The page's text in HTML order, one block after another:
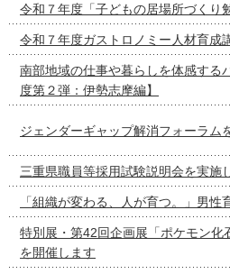
令和７年度「子どもの居場所づくり
令和７年度ガストロノミー人材育成
南部地域の仕事や暮らしを体感する
度第２弾：伊勢志摩編】
ジェンダーギャップ解消フォーラム
三重県職員等採用試験説明会を実施
「組織が変わる、人が育つ。」男
特別展・第42回企画展「ポケモン
を開催します